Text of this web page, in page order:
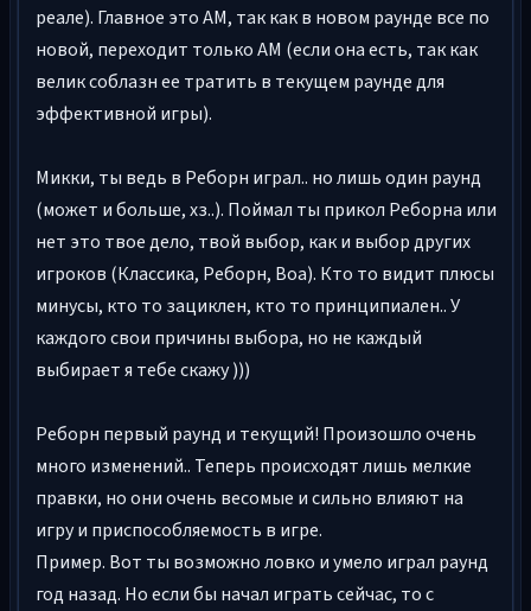
реале). Главное это АМ, так как в новом раунде все по
новой, переходит только АМ (если она есть, так как
велик соблазн ее тратить в текущем раунде для
эффективной игры).
Микки, ты ведь в Реборн играл.. но лишь один раунд
(может и больше, хз..). Поймал ты прикол Реборна или
нет это твое дело, твой выбор, как и выбор других
игроков (Классика, Реборн, Воа). Кто то видит плюсы
минусы, кто то зациклен, кто то принципиален.. У
каждого свои причины выбора, но не каждый
выбирает я тебе скажу )))
Реборн первый раунд и текущий! Произошло очень
много изменений.. Теперь происходят лишь мелкие
правки, но они очень весомые и сильно влияют на
игру и приспособляемость в игре.
Пример. Вот ты возможно ловко и умело играл раунд
год назад. Но если бы начал играть сейчас, то с